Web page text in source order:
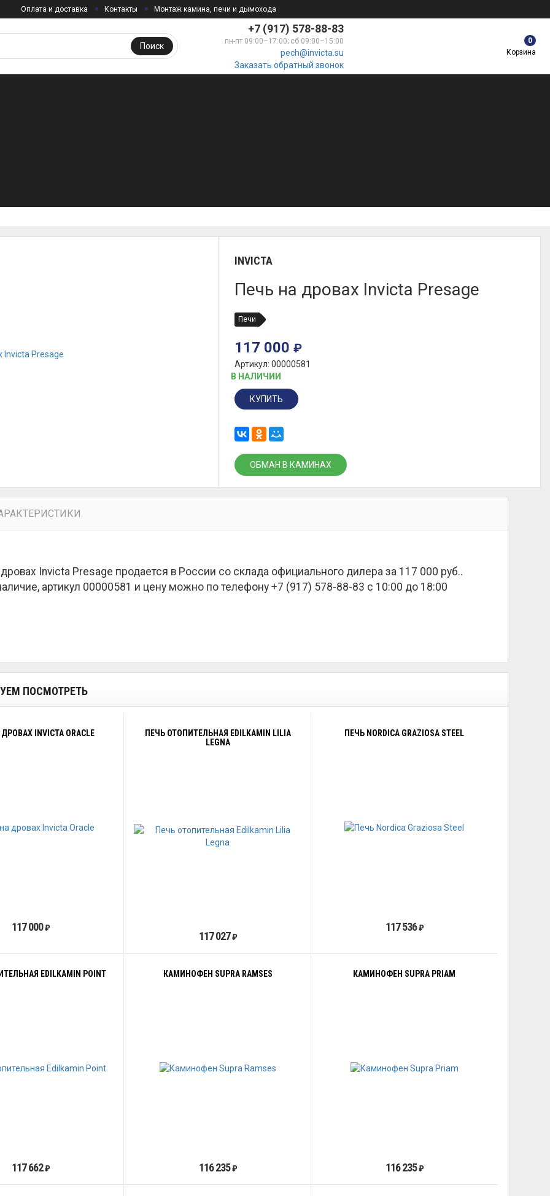
Оплата и доставка Контакты Монтаж камина, печи и дымохода
+7 (917) 578-88-83
пн-пт 09:00–17:00; сб 09:00–15:00
pech@invicta.su
Заказать обратный звонок
Поиск
0
Корзина
INVICTA
Печь на дровах Invicta Presage
Печи
117 000₽
Артикул: 00000581
В НАЛИЧИИ
КУПИТЬ
ОБМАН В КАМИНАХ
Invicta Presage продается в России со склада официального дилера за 117 000 руб..
артикул 00000581 и цену можно по телефону +7 (917) 578-88-83 с 10:00 до 18:00
ПОСМОТРЕТЬ
INVICTA ORACLE
117 000₽
ПЕЧЬ ОТОПИТЕЛЬНАЯ EDILKAMIN LILIA
LEGNA
117 027₽
ПЕЧЬ NORDICA GRAZIOSA STEEL
117 536₽
EDILKAMIN POINT
117 662₽
КАМИНОФЕН SUPRA RAMSES
116 235₽
КАМИНОФЕН SUPRA PRIAM
116 235₽